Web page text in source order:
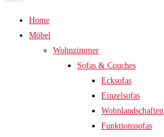
Home
Möbel
Wohnzimmer
Sofas & Couches
Ecksofas
Einzelsofas
Wohnlandschaften
Funktionssofas